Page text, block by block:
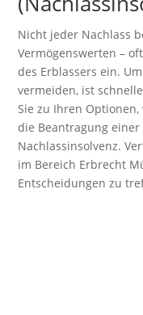
Nicht jeder Nachlass
Vermögenswerten –
des Erblassers ein.
vermeiden, ist
Sie zu Ihren
die Beantragung
Nachlassinsolvenz.
im Bereich Erbrecht
Entscheidungen zu